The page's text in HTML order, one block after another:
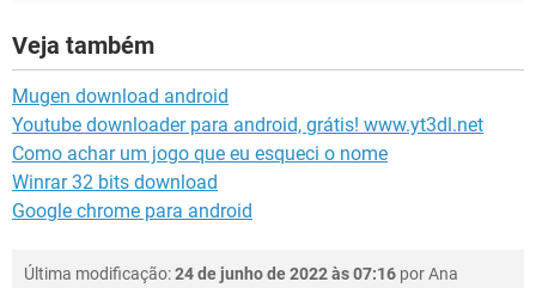
Veja também
Mugen download android
Youtube downloader para android, grátis! www.yt3dl.net
Como achar um jogo que eu esqueci o nome
Winrar 32 bits download
Google chrome para android
Última modificação:24 de junho de 2022 às 07:16 porAna